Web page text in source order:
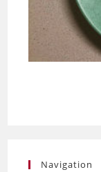
Navigation